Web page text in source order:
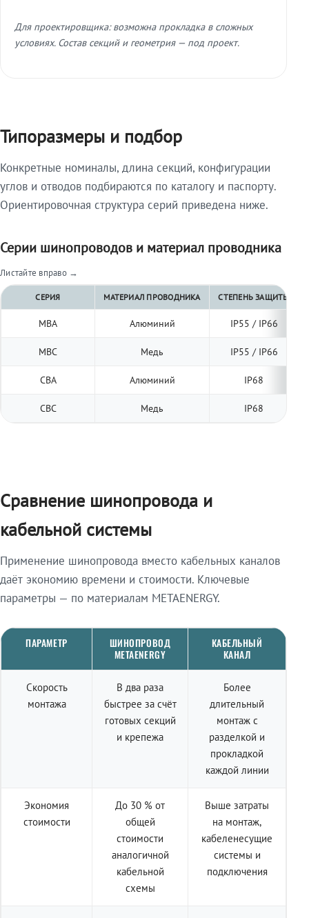
Для проектировщика: возможна прокладка в сложных
условиях. Состав секций и геометрия — под проект.
Типоразмеры и подбор
Конкретные номиналы, длина секций, конфигурации
углов и отводов подбираются по каталогу и паспорту.
Ориентировочная структура серий приведена ниже.
Серии шинопроводов и материал проводника
Листайте вправо →
СЕРИЯ МАТЕРИАЛ ПРОВОДНИКА СТЕПЕНЬ ЗАЩИТЫ
МВА Алюминий IP55 / IP66
МВС Медь IP55 / IP66
СВА Алюминий IP68
СВС Медь IP68
Сравнение шинопровода и
кабельной системы
Применение шинопровода вместо кабельных каналов
даёт экономию времени и стоимости. Ключевые
параметры — по материалам METAENERGY.
ПАРАМЕТР
ШИНОПРОВОД
METAENERGY
КАБЕЛЬНЫЙ
КАНАЛ
Скорость
монтажа
В два раза
быстрее за счёт
готовых секций
и крепежа
Более
длительный
монтаж с
разделкой и
прокладкой
каждой линии
Экономия
стоимости
До 30 % от
общей
стоимости
аналогичной
кабельной
схемы
Выше затраты
на монтаж,
кабеленесущие
системы и
подключения